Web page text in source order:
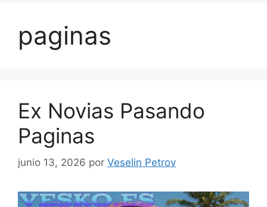
paginas
Ex Novias Pasando
Paginas
junio 13, 2026 por Veselin Petrov